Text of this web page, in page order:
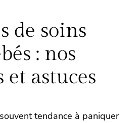
de soins
: nos
et astuces
tendance à paniquer